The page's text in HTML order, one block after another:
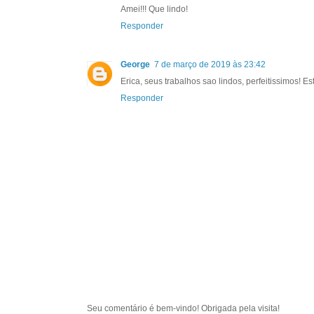
Amei!!! Que lindo!
Responder
George 7 de março de 2019 às 23:42
Erica, seus trabalhos sao lindos, perfeitissimos!
Responder
Seu comentário é bem-vindo! Obrigada pela visita!